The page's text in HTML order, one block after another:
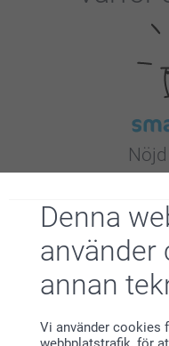
Denna
använder
annan
Vi använder cookies